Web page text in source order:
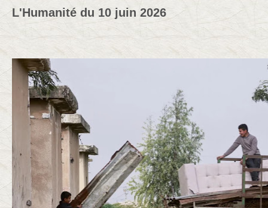
L'Humanité du 10 juin 2026